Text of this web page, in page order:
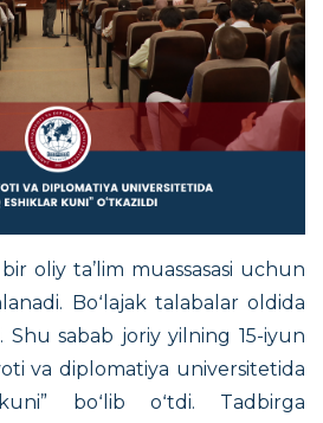
oliy ta’lim muassasasi uchun
Boʻlajak talabalar oldida
sabab joriy yilning 15-iyun
va diplomatiya universitetida
boʻlib oʻtdi. Tadbirga